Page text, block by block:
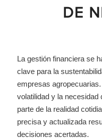
DE
La gestión financiera se
clave para la
empresas
volatilidad y la
parte de la realidad
precisa y actualizada
decisiones acertadas.